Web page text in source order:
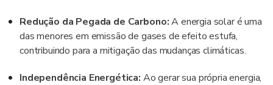
Redução da Pegada de Carbono:A energia solar é uma
das menores em emissão de gases de efeito estufa,
contribuindo para a mitigação das mudanças climáticas.
Independência Energética: Ao gerar sua própria energia,